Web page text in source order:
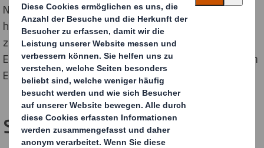
Nachdem wir die Bewerbungsunterlagen erhalten
haben, werden wir diese gemeinsam mit den
zuständigen Personen prüfen. Nach der
Eignungsprüfung werden Sie verständigt und zu einem
Erstgespräch eingeladen.
Step 3 – Erstgespräch